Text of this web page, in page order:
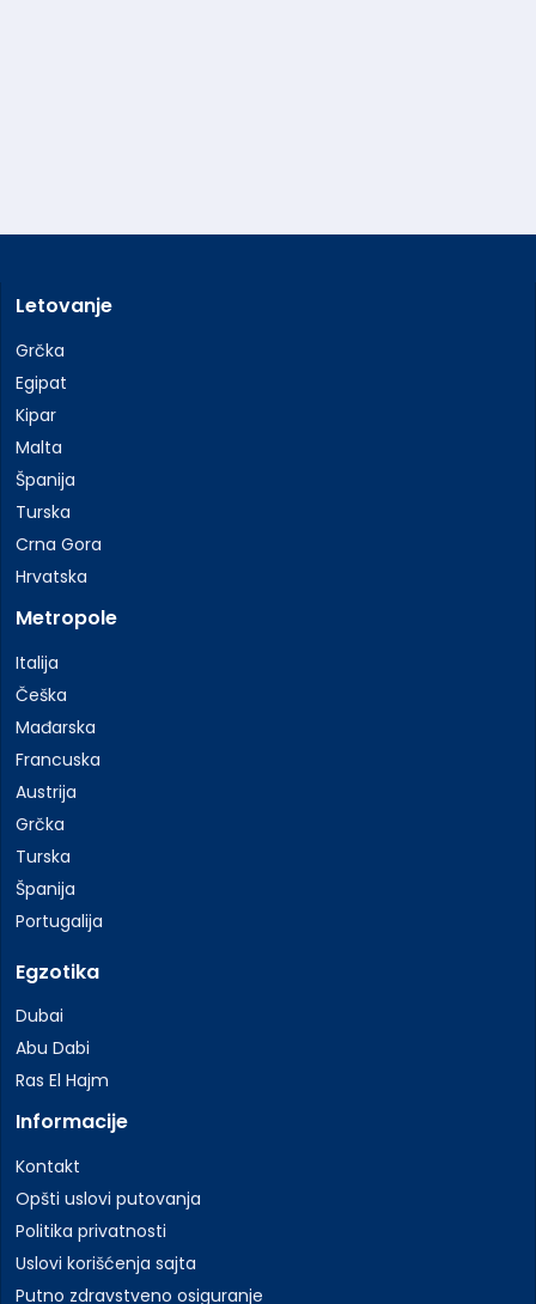
Letovanje
Grčka
Egipat
Kipar
Malta
Španija
Turska
Crna Gora
Hrvatska
Metropole
Italija
Češka
Mađarska
Francuska
Austrija
Grčka
Turska
Španija
Portugalija
Egzotika
Dubai
Abu Dabi
Ras El Hajm
Informacije
Kontakt
Opšti uslovi putovanja
Politika privatnosti
Uslovi korišćenja sajta
Putno zdravstveno osiguranje